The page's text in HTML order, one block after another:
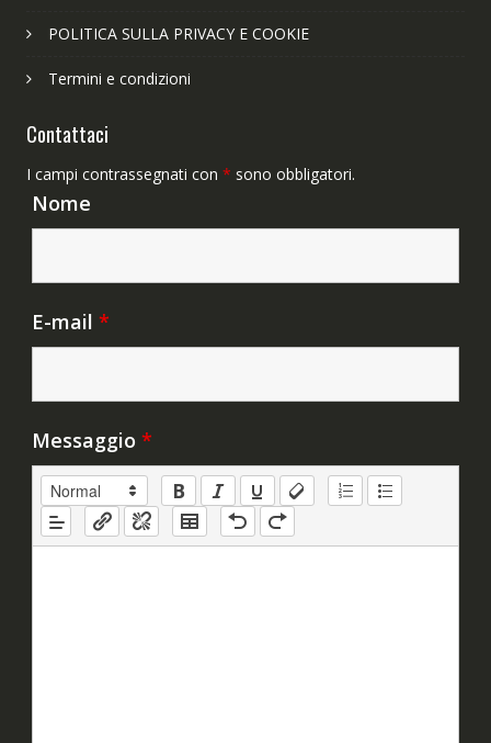
POLITICA SULLA PRIVACY E COOKIE
Termini e condizioni
Contattaci
I campi contrassegnati con * sono obbligatori.
Nome
E-mail *
Messaggio *